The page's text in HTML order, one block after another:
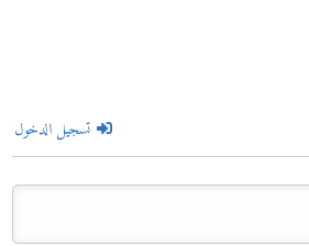
تسجيل الدخول